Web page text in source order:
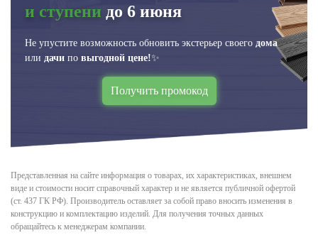
и ступени до 6 июня
Не упустите возможность обновить экстерьер своего дома
или дачи по выгодной цене!✨
Получить промокод
Представленная на сайте информация о товарах, их характеристиках, внешнем
виде и стоимости носит справочный характер и не является публичной офертой
(ст. 437 ГК РФ). Производитель оставляет за собой право вносить изменения в
конструкцию и комплектацию изделий. Для получения точных данных
обращайтесь к менеджерам компании.